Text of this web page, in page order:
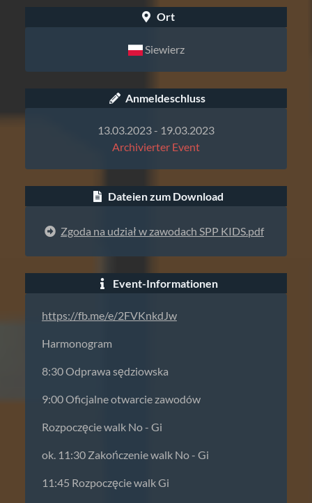
Ort
Siewierz
Anmeldeschluss
13.03.2023 - 19.03.2023
Archivierter Event
Dateien zum Download
Zgoda na udział w zawodach SPP KIDS.pdf
Event-Informationen
https://fb.me/e/2FVKnkdJw
Harmonogram
8:30 Odprawa sędziowska
9:00 Oficjalne otwarcie zawodów
Rozpoczęcie walk No - Gi
ok. 11:30 Zakończenie walk No - Gi
11:45 Rozpoczęcie walk Gi